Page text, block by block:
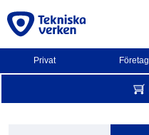
Privat Företag